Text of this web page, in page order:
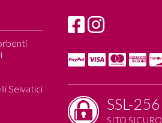
Selvatici
SSL-256
SITO SICURO